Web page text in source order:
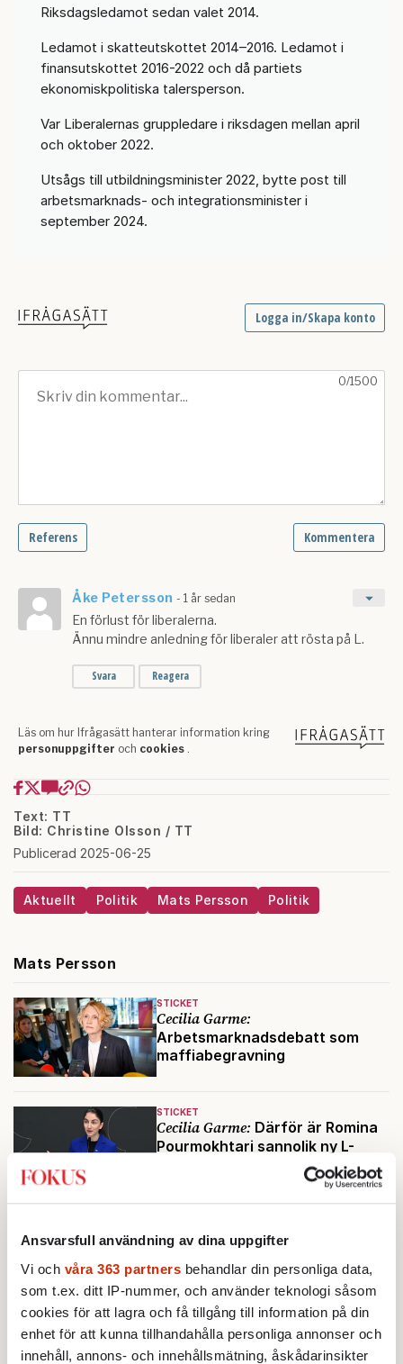
Ansvarsfull användning av dina uppgifter
Vi och våra 363 partners behandlar din personliga data,
som t.ex. ditt IP-nummer, och använder teknologi såsom
cookies för att lagra och få tillgång till information på din
enhet för att kunna tillhandahålla personliga annonser och
innehåll, annons- och innehållsmätning, åskådarinsikter
Riksdagsledamot sedan valet 2014.
Ledamot i skatteutskottet 2014–2016. Ledamot i
finansutskottet 2016-2022 och då partiets
ekonomiskpolitiska talersperson.
Var Liberalernas gruppledare i riksdagen mellan april
och oktober 2022.
Utsågs till utbildningsminister 2022, bytte post till
arbetsmarknads- och integrationsminister i
september 2024.
Text: TT
Bild: Christine Olsson / TT
Publicerad 2025-06-25
Aktuellt Politik Mats Persson Politik
Mats Persson
STICKET
Cecilia Garme:
Arbetsmarknadsdebatt som
maffiabegravning
STICKET
Cecilia Garme: Därför är Romina
Pourmokhtari sannolik ny L-